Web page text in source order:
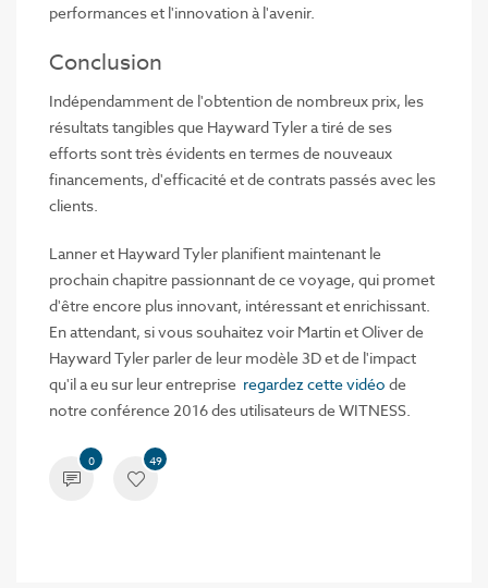
performances et l'innovation à l'avenir.
Conclusion
Indépendamment de l'obtention de nombreux prix, les
résultats tangibles que Hayward Tyler a tiré de ses
efforts sont très évidents en termes de nouveaux
financements, d'efficacité et de contrats passés avec les
clients.
Lanner et Hayward Tyler planifient maintenant le
prochain chapitre passionnant de ce voyage, qui promet
d'être encore plus innovant, intéressant et enrichissant.
En attendant, si vous souhaitez voir Martin et Oliver de
Hayward Tyler parler de leur modèle 3D et de l'impact
qu'il a eu sur leur entreprise regardez cette vidéo de
notre conférence 2016 des utilisateurs de WITNESS.
0 49